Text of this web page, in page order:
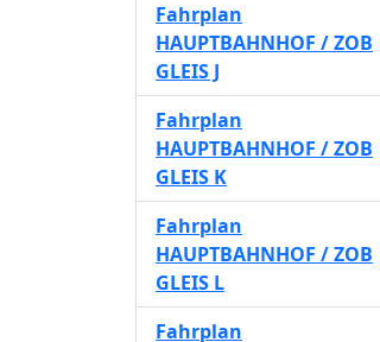
Fahrplan
HAUPTBAHNHOF / ZOB
GLEIS J
Fahrplan
HAUPTBAHNHOF / ZOB
GLEIS K
Fahrplan
HAUPTBAHNHOF / ZOB
GLEIS L
Fahrplan